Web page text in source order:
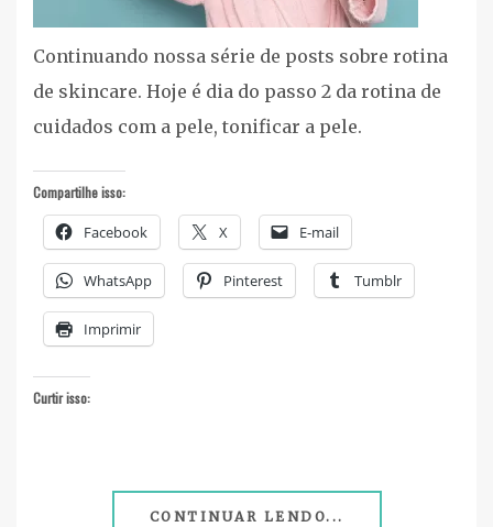
Continuando nossa série de posts sobre rotina
de skincare. Hoje é dia do passo 2 da rotina de
cuidados com a pele, tonificar a pele.
Compartilhe isso:
Facebook X E-mail
WhatsApp Pinterest Tumblr
Imprimir
Curtir isso:
CONTINUAR LENDO...